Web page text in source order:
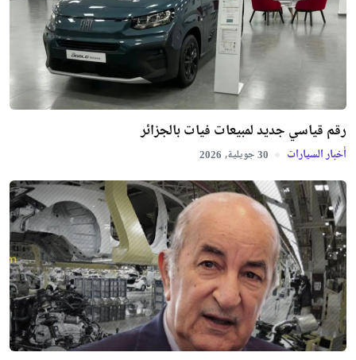
رقم قياسي جديد لمبيعات فيات بالجزائر
أخبار السيارات 30 جويلية, 2026